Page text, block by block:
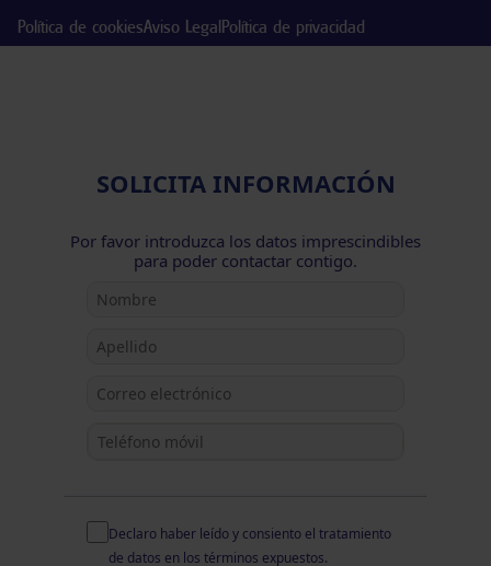
Política de cookiesAviso LegalPolítica de privacidad
SOLICITA INFORMACIÓN
Por favor introduzca los datos imprescindibles
para poder contactar contigo.
Declaro haber leído y consiento el tratamiento
de datos en los términos expuestos.